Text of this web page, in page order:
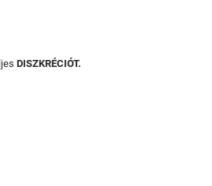
DISZKRÉCIÓT.